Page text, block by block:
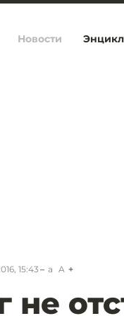
Новости
15:43 a A
не